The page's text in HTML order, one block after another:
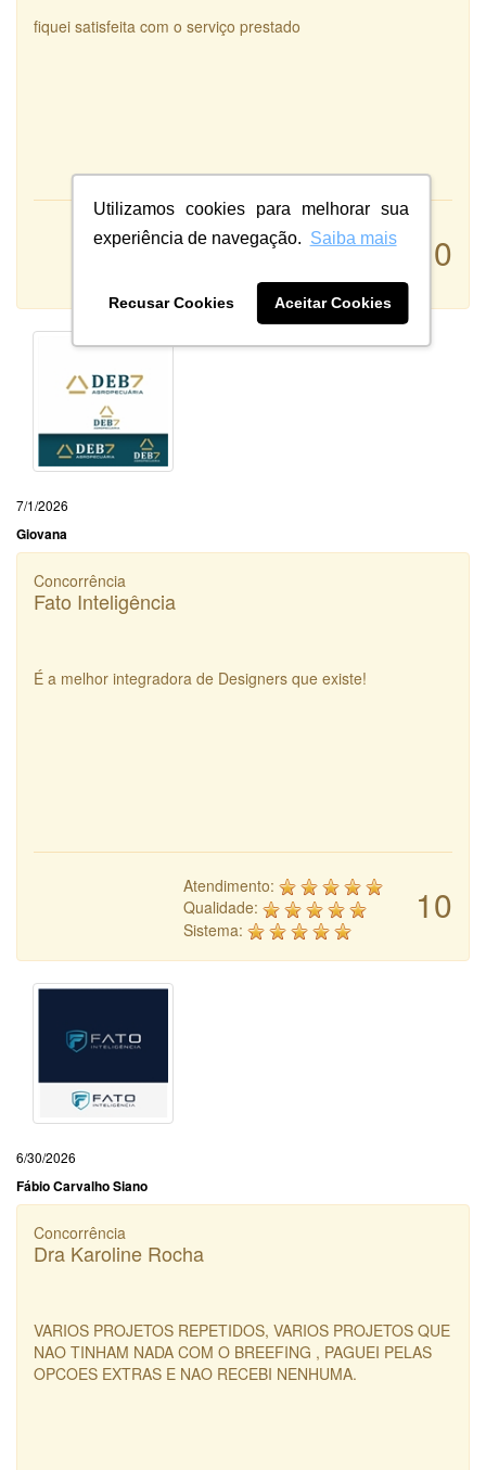
Utilizamos cookies para melhorar sua
experiência de navegação. Saiba mais
Recusar Cookies Aceitar Cookies
fiquei satisfeita com o serviço prestado
10
Atendimento:
7/1/2026
Giovana
Concorrência
Fato Inteligência
É a melhor integradora de Designers que existe!
10
Atendimento:
Qualidade:
Sistema:
6/30/2026
Fábio Carvalho Siano
Concorrência
Dra Karoline Rocha
VARIOS PROJETOS REPETIDOS, VARIOS PROJETOS QUE
NAO TINHAM NADA COM O BREEFING , PAGUEI PELAS
OPCOES EXTRAS E NAO RECEBI NENHUMA.